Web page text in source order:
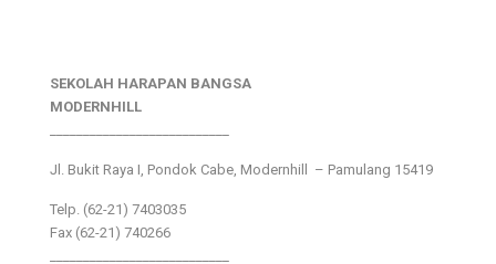
SEKOLAH HARAPAN BANGSA
MODERNHILL
Jl. Bukit Raya I, Pondok Cabe, Modernhill – Pamulang 15419
Telp. (62-21) 7403035
Fax (62-21) 740266